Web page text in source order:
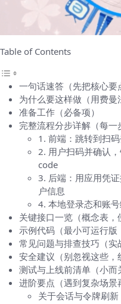
Table of Contents
一句话速答（先把核心要
为什么要这样做（用费曼
准备工作（必备项）
完整流程分步详解（每一
1. 前端：跳转到扫
2. 用户扫码并确认
code
3. 后端：用应用凭
户信息
4. 本地登录态和账
关键接口一览（概念表，
示例代码（最小可运行版
常见问题与排查技巧（实
安全建议（别忽视这些，
测试与上线前清单（小而
进阶要点（遇到复杂场景
关于会话与令牌刷新